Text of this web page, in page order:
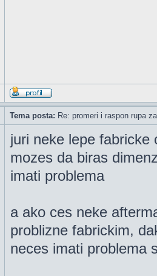
Tema posta: Re: promeri i raspon rupa
juri neke lepe fabricke
mozes da biras
imati problema
a ako ces neke
problizne fabrickim,
neces imati problema